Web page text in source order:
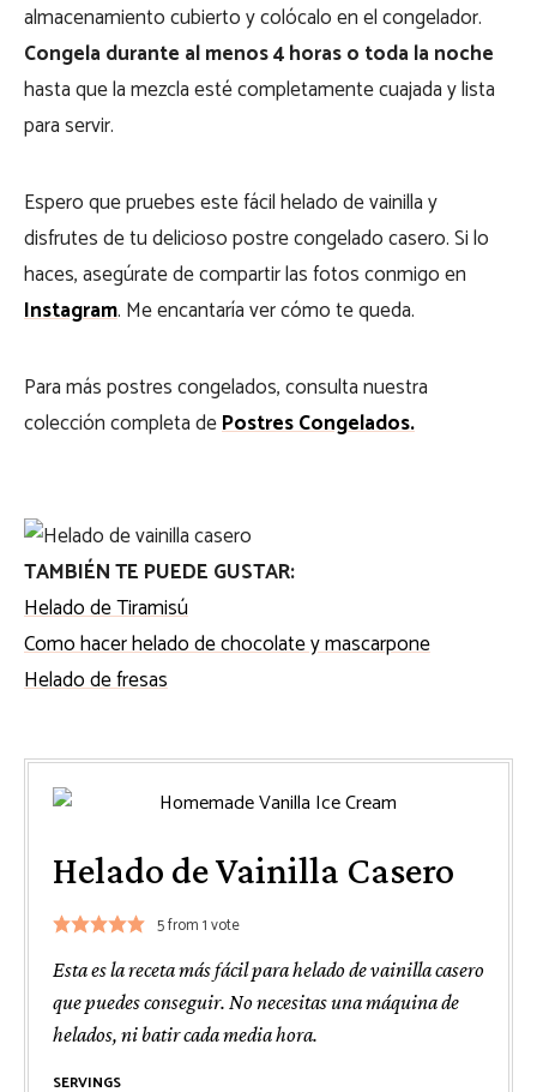
almacenamiento cubierto y colócalo en el congelador.
Congela durante al menos 4 horas o toda la noche
hasta que la mezcla esté completamente cuajada y lista
para servir.
Espero que pruebes este fácil helado de vainilla y
disfrutes de tu delicioso postre congelado casero. Si lo
haces, asegúrate de compartir las fotos conmigo en
Instagram. Me encantaría ver cómo te queda.
Para más postres congelados, consulta nuestra
colección completa dePostres Congelados.
TAMBIÉN TE PUEDE GUSTAR:
Helado de Tiramisú
Como hacer helado de chocolate y mascarpone
Helado de fresas
Helado de Vainilla Casero
5from 1 vote
Esta es la receta más fácil para helado de vainilla casero
que puedes conseguir. No necesitas una máquina de
helados, ni batir cada media hora.
SERVINGS